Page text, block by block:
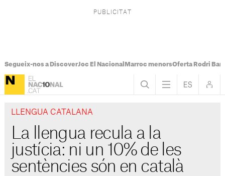
Segueix-nos a DiscoverJoc El Nacional Marroc menorsOferta Rodri
LLENGUA CATALANA
La llengua recula a la
justícia: ni un 10% de les
sentències són en català